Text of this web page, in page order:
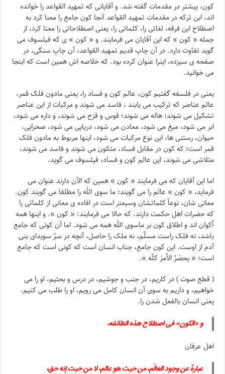
کون، پیشتر در مقدمات گفته شد. و آقایانی که تمهید القواعد را خوانده
اند، ابن ترکه در مقدمات تمهید القواعد آنجا کون جامع را معنا کرد به
اصطلاح این فرقه، لغاتی را، کلماتی را، یعنی اصطلاحاتی را معنا کرد، از
جمله « کون » که این آقایان می فرمایند. و « کون » ی که فیلسوف می
گوید تفاوت دارد. در آن چاپ قدیم تمهید القواعد، آن چاپ سنگی، در
صفحه ی سیزده، اینرا عنوان کرده بود. که خلاصه اش همین است که اینجا
می خوانید.
یعنی در فلسفه گفتیم کون، عالم کون و فساد را، یعنی مادون فلک قمر،
عالم عناصر که ترکیب می یابند ، فاسد می شوند و مرکبات از این عناصر
تشکیل می شوند؛ هاله می شوند؛ قوس و قزح می شوند، و داره می شود،
ابر می شود، میغ می شود، معادن می شود، دریایی می شود، صحرایی،
حیوان، رستنی ها، این نوع مرکبات می شود، اینها مربوط به مادون فلک
قمر است؛ که کون در مقابل فساد، متکون می شوند و فاسد می شوند،
متلاشی می شوند، این عالم کون و فساد، فیلسوف می گوید.
اما این آقایان که می فرمایند « کون » همین که الآن دارند عنوان می
فرماید، « کون » عالم را می گویند؛ ما سوی الله را مطلقا می گویند کون.
معانی شان، نوعاً کلماتشان وسیعتر است در افاده ی معانی از کلماتی را
که حضرات اهل حکمت دارند. که حالا می فرمایند: « کون ». و اینها همه
أکوان اند و اطلاق کون بر ماسوی الله همه می شود. اما آن کونی که جامع
باشد، نه فلک راست مسلّم، نه ملک را حاصل، آنچه در سرّ سویدای بنی
آدم از اوست. این کون جامع، جناب انسان است که کونی است که جامع
است؛ « یحصَرُ الأمرَ کلّه ».
( قطع صوت ) در کاریم، در جنب و جوشیم، در درس و بحثیم، او را می
خواهیم، و داریم به سوی آن انسان کامل می رویم، او را طلب می کنیم.
یعنی انسان بالفعل شدن را.
و «الکون» فی اصطلاح هذه الطائفه،
اهل عرفان
عبارهٌ عن وجود العالَم، من حیث هو عالم، لا من حیث إنه حق،